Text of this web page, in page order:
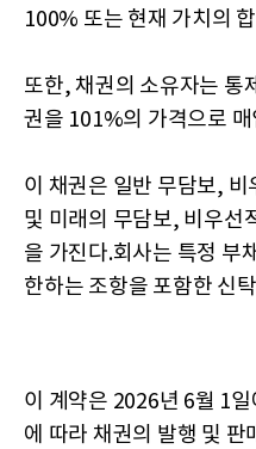
100% 또는 현재 가치의
또한, 채권의 소유자는 통
권을 101%의 가격으로
이 채권은 일반 무담보,
및 미래의 무담보, 비우선
을 가진다.회사는 특정 부
한하는 조항을 포함한 신
이 계약은 2026년 6월 1
에 따라 채권의 발행 및 판